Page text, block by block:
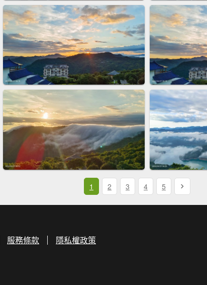
1 2 3 4 5
服務條款 隱私權政策